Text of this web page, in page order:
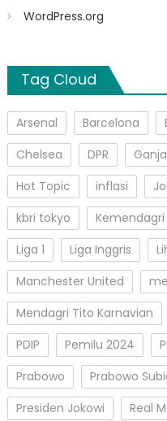
WordPress.org
Tag Cloud
Arsenal Barcelona
Chelsea
DPR
Hot Topic
inflasi
kbri tokyo
Kemendagri
Liga 1
Liga Inggris
Manchester United
Mendagri Tito Karnavian
PDIP
Pemilu 2024
Prabowo
Prabowo
Presiden Jokowi
Real